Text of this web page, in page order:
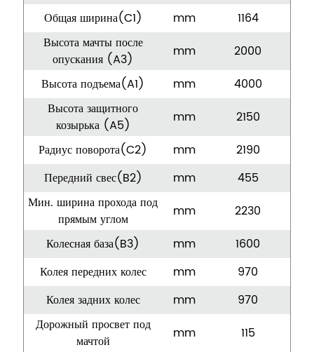
Общая ширина(C1)
mm
1164
Высота мачты после
опускания (A3)
mm
2000
Высота подъема(A1)
mm
4000
Высота защитного
козырька (A5)
mm
2150
Радиус поворота(C2)
mm
2190
Передний свес(B2)
mm
455
Мин. ширина прохода под
прямым углом
mm
2230
Колесная база(B3)
mm
1600
Колея передних колес
mm
970
Колея задних колес
mm
970
Дорожный просвет под
мачтой
mm
115